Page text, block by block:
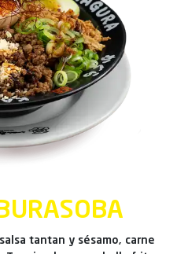
tantan y sésamo, carne